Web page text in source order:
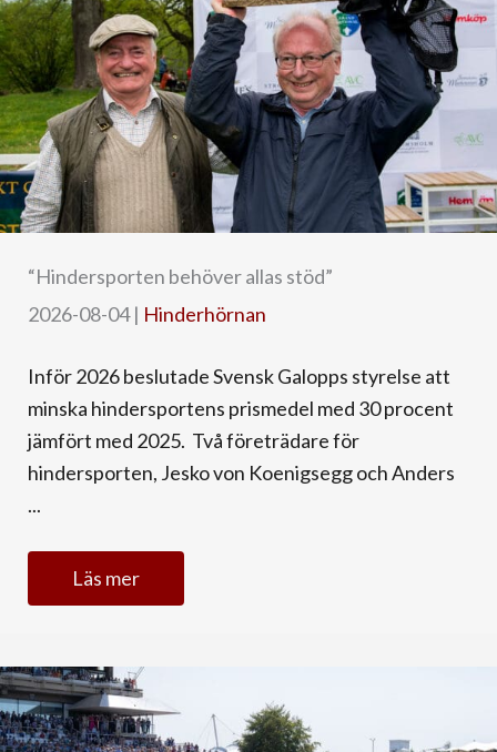
“Hindersporten behöver allas stöd”
2026-08-04| Hinderhörnan
Inför 2026 beslutade Svensk Galopps styrelse att
minska hindersportens prismedel med 30 procent
jämfört med 2025. Två företrädare för
hindersporten, Jesko von Koenigsegg och Anders
...
Läs mer